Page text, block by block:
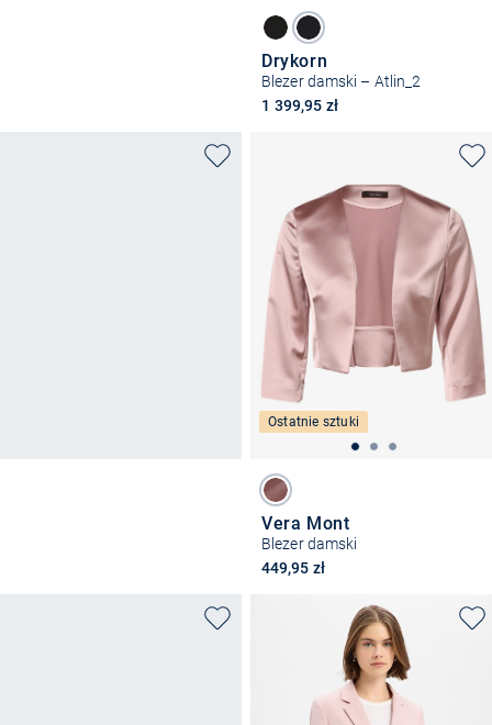
Drykorn
Blezer damski – Atlin_2
1 399,95 zł
Ostatnie sztuki
Vera Mont
Blezer damski
449,95 zł